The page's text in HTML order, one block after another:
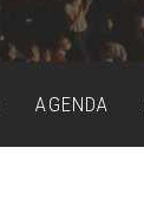
AGENDA